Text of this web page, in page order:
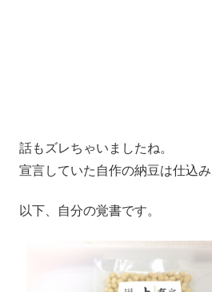
話もズレちゃいましたね。
宣言していた自作の納豆は仕込
以下、自分の覚書です。